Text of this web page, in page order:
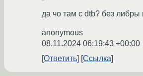
да чо там с dtb? без либры
anonymous
08.11.2024 06:19:43 +00:00
Ответить
Ссылка